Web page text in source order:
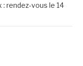
rendez-vous le 14